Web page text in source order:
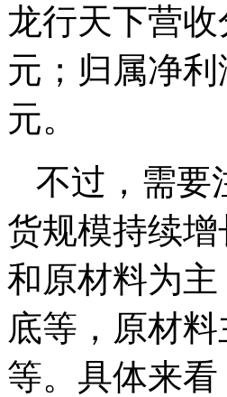
龙行天下营收
元；归属净
元。
不过，需要
货规模持续
和原材料为
底等，原材
等。具体来